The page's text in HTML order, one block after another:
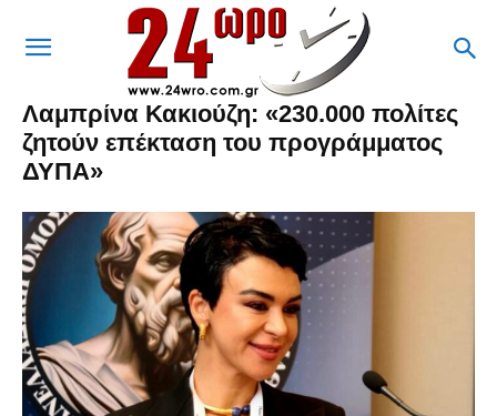
Λαμπρίνα Κακιούζη: «230.000 πολίτες
ζητούν επέκταση του προγράμματος
ΔΥΠΑ»